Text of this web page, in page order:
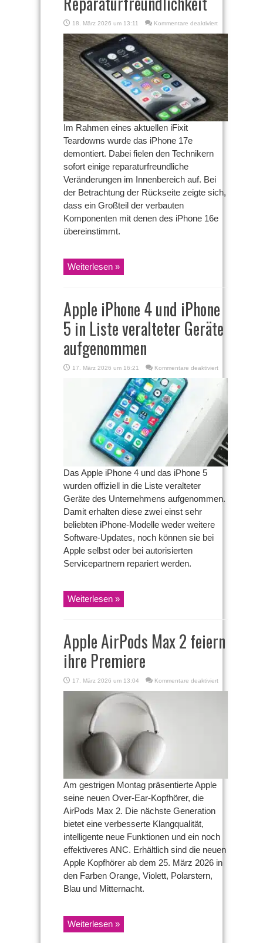
18. März 2026 um 13:11 Kommentare deaktiviertfür
Teardown
des
iPhone
17e
zeigt
hohe
Im Rahmen eines aktuellen iFixit
Teardowns wurde das iPhone 17e
demontiert. Dabei fielen den Technikern
sofort einige reparaturfreundliche
Veränderungen im Innenbereich auf. Bei
der Betrachtung der Rückseite zeigte sich,
dass ein Großteil der verbauten
Komponenten mit denen des iPhone 16e
übereinstimmt.
Weiterlesen »
Apple iPhone 4 und iPhone
5 in Liste veralteter Geräte
aufgenommen
17. März 2026 um 16:21 Kommentare deaktiviertfür
Liste
veralteter
Geräte
aufgenommen
Das Apple iPhone 4 und das iPhone 5
wurden offiziell in die Liste veralteter
Geräte des Unternehmens aufgenommen.
Damit erhalten diese zwei einst sehr
beliebten iPhone-Modelle weder weitere
Software-Updates, noch können sie bei
Apple selbst oder bei autorisierten
Servicepartnern repariert werden.
Weiterlesen »
Apple AirPods Max 2 feiern
ihre Premiere
17. März 2026 um 13:04 Kommentare deaktiviertfür
Am gestrigen Montag präsentierte Apple
seine neuen Over-Ear-Kopfhörer, die
AirPods Max 2. Die nächste Generation
bietet eine verbesserte Klangqualität,
intelligente neue Funktionen und ein noch
effektiveres ANC. Erhältlich sind die neuen
Apple Kopfhörer ab dem 25. März 2026 in
den Farben Orange, Violett, Polarstern,
Blau und Mitternacht.
Weiterlesen »